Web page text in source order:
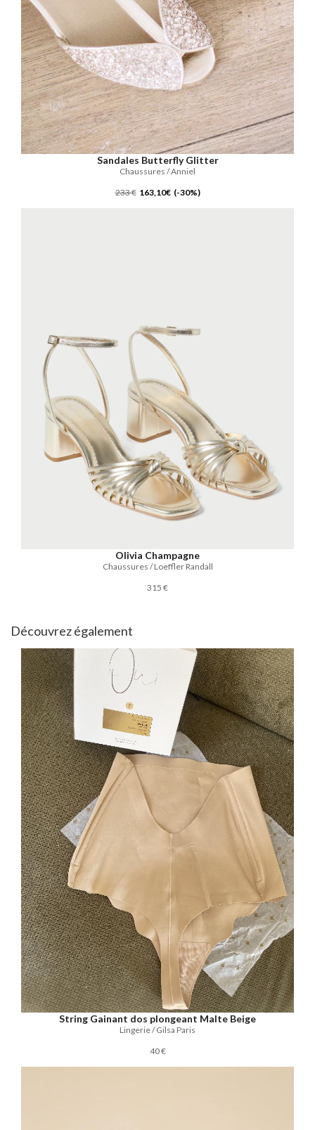
Sandales Butterfly Glitter
Chaussures / Anniel
233 € 163,10€ (-30%)
Olivia Champagne
Chaussures / Loeffler Randall
315 €
Découvrez également
String Gainant dos plongeant Malte Beige
Lingerie / Gilsa Paris
40 €